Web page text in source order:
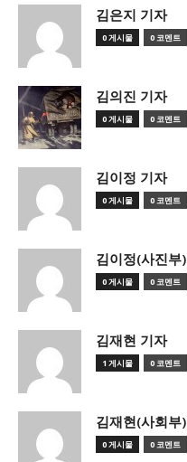
김은지 기자
0 게시물 0 코멘트
김의진 기자
0 게시물 0 코멘트
김이정 기자
0 게시물 0 코멘트
김이정(사진부)
0 게시물 0 코멘트
김재현 기자
1 게시물 0 코멘트
김재현(사회부)
0 게시물 0 코멘트